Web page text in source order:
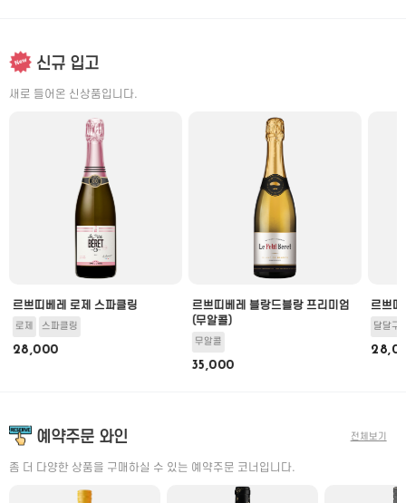
신규 입고
새로 들어온 신상품입니다.
르쁘띠베레 로제 스파클링
로제 스파클링
28,000
르쁘띠베레 블랑드블랑 프리미엄
(무알콜)
무알콜
35,000
르쁘
달달구
전체보기
예약주문 와인
좀 더 다양한 상품을 구매하실 수 있는 예약주문 코너입니다.